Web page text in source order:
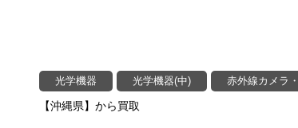
光学機器 光学機器(中) 赤外線カメラ
【沖縄県】から買取